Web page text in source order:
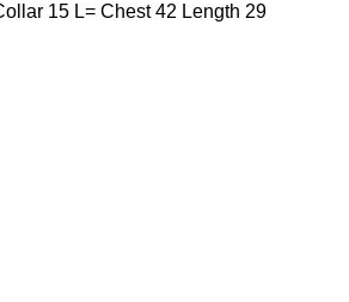
15 L= Chest 42 Length 29